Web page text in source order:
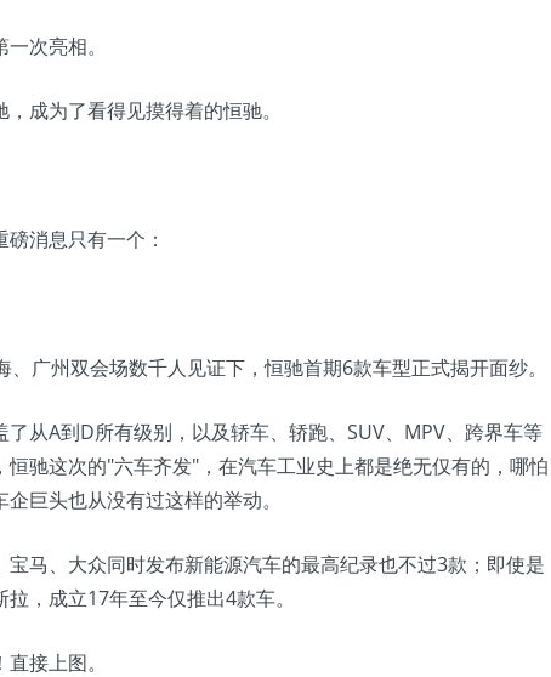
次亮相。
成为了看得见摸得着的恒驰。
消息只有一个：
广州双会场数千人见证下，恒驰首期6款车型正式揭开面纱。
从A到D所有级别，以及轿车、轿跑、SUV、MPV、跨界车等
驰这次的"六车齐发"，在汽车工业史上都是绝无仅有的，哪怕
巨头也从没有过这样的举动。
马、大众同时发布新能源汽车的最高纪录也不过3款；即使是
，成立17年至今仅推出4款车。
接上图。